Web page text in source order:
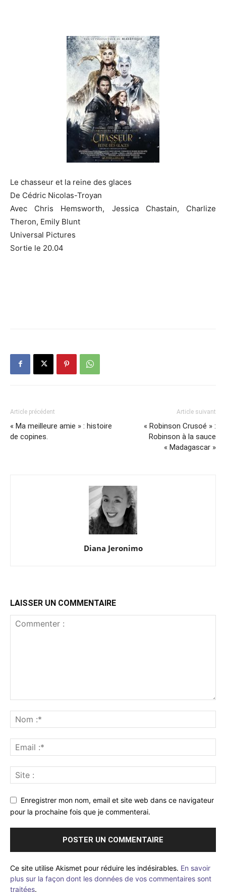
Le chasseur et la reine des glaces
De Cédric Nicolas-Troyan
Avec Chris Hemsworth, Jessica Chastain, Charlize
Theron, Emily Blunt
Universal Pictures
Sortie le 20.04
Article précédent
« Ma meilleure amie » : histoire
de copines.
Article suivant
« Robinson Crusoé » :
Robinson à la sauce
« Madagascar »
Diana Jeronimo
LAISSER UN COMMENTAIRE
Enregistrer mon nom, email et site web dans ce navigateur
pour la prochaine fois que je commenterai.
Ce site utilise Akismet pour réduire les indésirables. En savoir
plus sur la façon dont les données de vos commentaires sont
traitées.